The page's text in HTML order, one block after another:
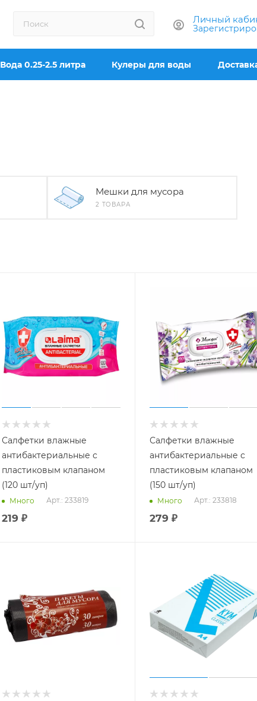
Личный
Вода 0.25-2.5 литра Кулеры для воды
Мешки для мусора
2 ТОВАРА
Салфетки влажные
антибактериальные с
пластиковым клапаном
(120 шт/уп)
Много Арт.: 233819
219 ₽
Салфетки влажные
антибактериальные с
пластиковым клапаном
(150 шт/уп)
Много Арт.: 233818
279 ₽